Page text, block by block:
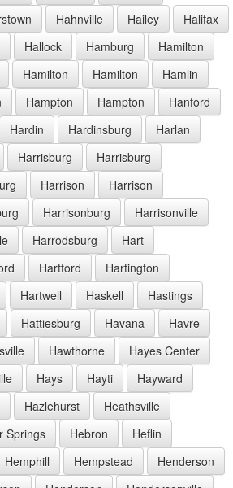
Hahnville Hailey
Halifax
Hallock Hamburg
Hamilton
Hamilton Hamilton
Hamlin
Hampton Hampton
Hanford
Hardin Hardinsburg
Harlan
Harrisburg
Harrisburg
Harrison
Harrison
Harrisonburg
Harrisonville
Harrodsburg
Hart
Hartford
Hartington
Hartwell Haskell
Hastings
Hattiesburg Havana
Havre
Hawthorne
Hayes Center
Hays Hayti
Hayward
Hazlehurst
Heathsville
Springs Hebron
Heflin
Hemphill Hempstead
Henderson